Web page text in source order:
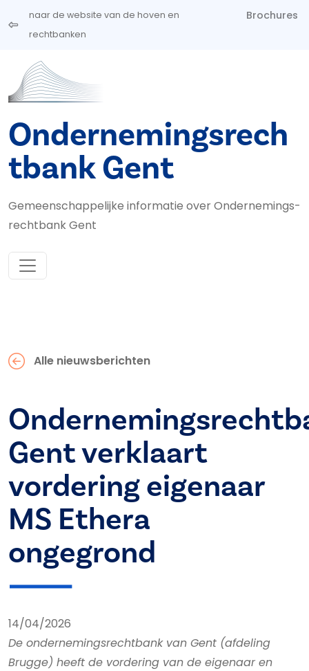
Overslaan en naar de inhoud gaan
naar de website van de hoven en
rechtbanken
Brochures
Ondernemingsrech
tbank Gent
Gemeenschappelijke informatie over Ondernemings­
rechtbank Gent
Alle nieuwsberichten
Gent verklaart
vordering eigenaar
MS Ethera
ongegrond
14/04/2026
De ondernemingsrechtbank van Gent (afdeling
Brugge) heeft de vordering van de eigenaar en